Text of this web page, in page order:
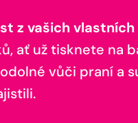
z vašich vlastních
ať už tisknete na
vůči praní a